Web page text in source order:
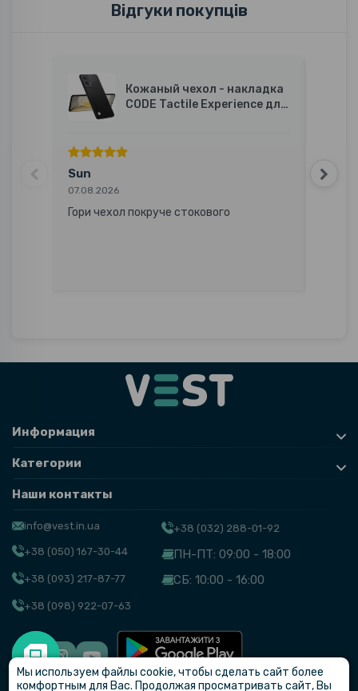
Відгуки покупців
Кожаный чехол - накладка
CODE Tactile Experience для
Sun
07.08.2026
Гори чехол покруче стокового
Информация
Категории
Наши контакты
info@vest.in.ua
+38 (050) 167-30-44
+38 (093) 217-87-77
+38 (098) 922-07-63
+38 (032) 288-01-92
ПН-ПТ: 09:00 - 18:00
СБ: 10:00 - 16:00
© VEST
Мы используем файлы cookie, чтобы сделать сайт более
комфортным для Вас. Продолжая просматривать сайт, Вы